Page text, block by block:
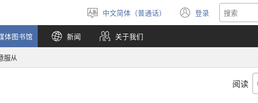
选
择
语
言
中文简体（普通话） 登录
（打
开
窗
体图书馆 新闻 关于我们
服从
阅读